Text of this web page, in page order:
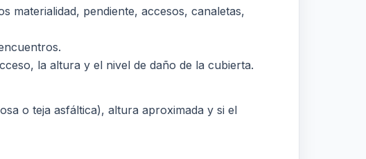
materialidad, pendiente, accesos, canaletas,
la altura y el nivel de daño de la cubierta.
o teja asfáltica), altura aproximada y si el